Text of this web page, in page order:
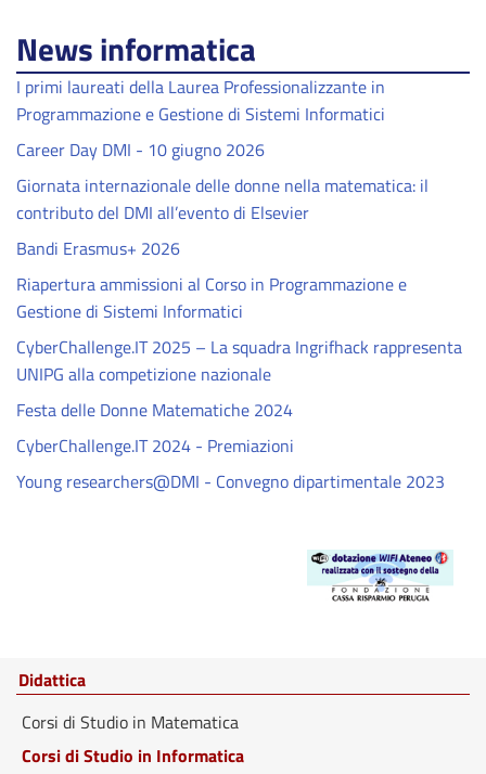
News informatica
I primi laureati della Laurea Professionalizzante in
Programmazione e Gestione di Sistemi Informatici
Career Day DMI - 10 giugno 2026
Giornata internazionale delle donne nella matematica: il
contributo del DMI all’evento di Elsevier
Bandi Erasmus+ 2026
Riapertura ammissioni al Corso in Programmazione e
Gestione di Sistemi Informatici
CyberChallenge.IT 2025 – La squadra Ingrifhack rappresenta
UNIPG alla competizione nazionale
Festa delle Donne Matematiche 2024
CyberChallenge.IT 2024 - Premiazioni
Young researchers@DMI - Convegno dipartimentale 2023
Didattica
Corsi di Studio in Matematica
Corsi di Studio in Informatica